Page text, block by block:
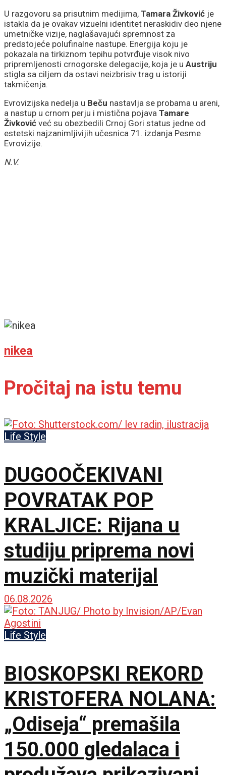
U razgovoru sa prisutnim medijima, Tamara Živković je
istakla da je ovakav vizuelni identitet neraskidiv deo njene
umetničke vizije, naglašavajući spremnost za
predstojeće polufinalne nastupe. Energija koju je
pokazala na tirkiznom tepihu potvrđuje visok nivo
pripremljenosti crnogorske delegacije, koja je u Austriju
stigla sa ciljem da ostavi neizbrisiv trag u istoriji
takmičenja.
Evrovizijska nedelja u Beču nastavlja se probama u areni,
a nastup u crnom perju i mistična pojava Tamare
Živković već su obezbedili Crnoj Gori status jedne od
estetski najzanimljivijih učesnica 71. izdanja Pesme
Evrovizije.
N.V.
nikea
Pročitaj na istu temu
Life Style
DUGOOČEKIVANI
POVRATAK POP
KRALJICE: Rijana u
studiju priprema novi
muzički materijal
06.08.2026
Life Style
BIOSKOPSKI REKORD
KRISTOFERA NOLANA:
„Odiseja“ premašila
150.000 gledalaca i